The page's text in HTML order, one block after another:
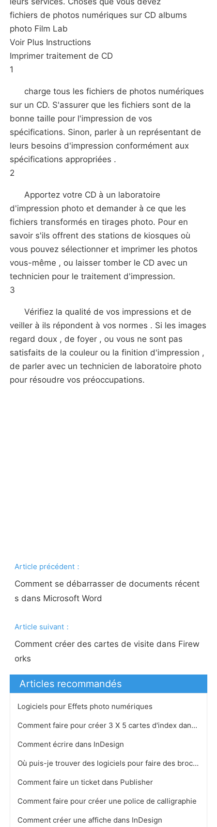
fichiers de photos numériques sur CD albums
photo Film Lab
Voir Plus Instructions
Imprimer traitement de CD
1
charge tous les fichiers de photos numériques
sur un CD. S'assurer que les fichiers sont de la
bonne taille pour l'impression de vos
spécifications. Sinon, parler à un représentant de
leurs besoins d'impression conformément aux
spécifications appropriées .
2
Apportez votre CD à un laboratoire
d'impression photo et demander à ce que les
fichiers transformés en tirages photo. Pour en
savoir s'ils offrent des stations de kiosques où
vous pouvez sélectionner et imprimer les photos
vous-même , ou laisser tomber le CD avec un
technicien pour le traitement d'impression.
3
Vérifiez la qualité de vos impressions et de
veiller à ils répondent à vos normes . Si les images
regard doux , de foyer , ou vous ne sont pas
satisfaits de la couleur ou la finition d'impression ,
de parler avec un technicien de laboratoire photo
pour résoudre vos préoccupations.
Article précédent：
Comment se débarrasser de documents récent
s dans Microsoft Word
Article suivant：
Comment créer des cartes de visite dans Firew
orks
Articles recommandés
Logiciels pour Effets photo numériques
Comment faire pour créer 3 X 5 cartes d'index dans Word
Comment écrire dans InDesign
Où puis-je trouver des logiciels pour faire des brochures
Comment faire un ticket dans Publisher
Comment faire pour créer une police de calligraphie
Comment créer une affiche dans InDesign